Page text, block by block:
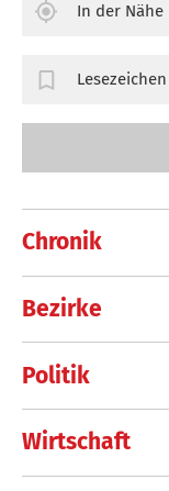
Chronik
Bezirke
Politik
Wirtschaft
In der Nähe
Lesezeichen